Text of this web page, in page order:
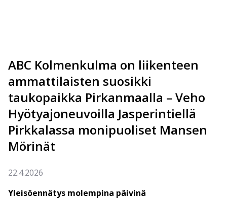
ABC Kolmenkulma on liikenteen
ammattilaisten suosikki
taukopaikka Pirkanmaalla – Veho
Hyötyajoneuvoilla Jasperintiellä
Pirkkalassa monipuoliset Mansen
Mörinät
22.4.2026
Yleisöennätys molempina päivinä